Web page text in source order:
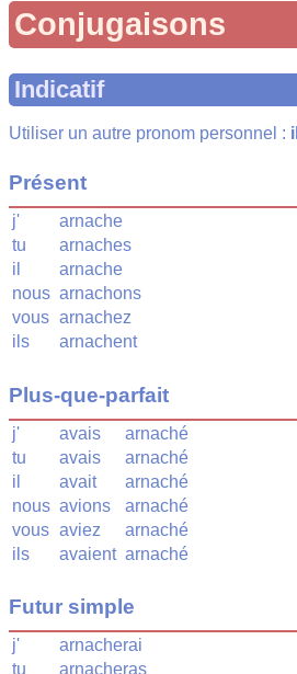
Conjugaisons
Indicatif
Utiliser un autre pronom personnel : il
Présent
j'
arnache
tu
arnaches
il
arnache
nous arnachons
vous arnachez
ils
arnachent
Plus-que-parfait
j' avais
arnaché
tu
avais
arnaché
il
avait
arnaché
nous avions
arnaché
vous aviez
arnaché
ils
avaient arnaché
Futur simple
j'
arnacherai
tu
arnacheras